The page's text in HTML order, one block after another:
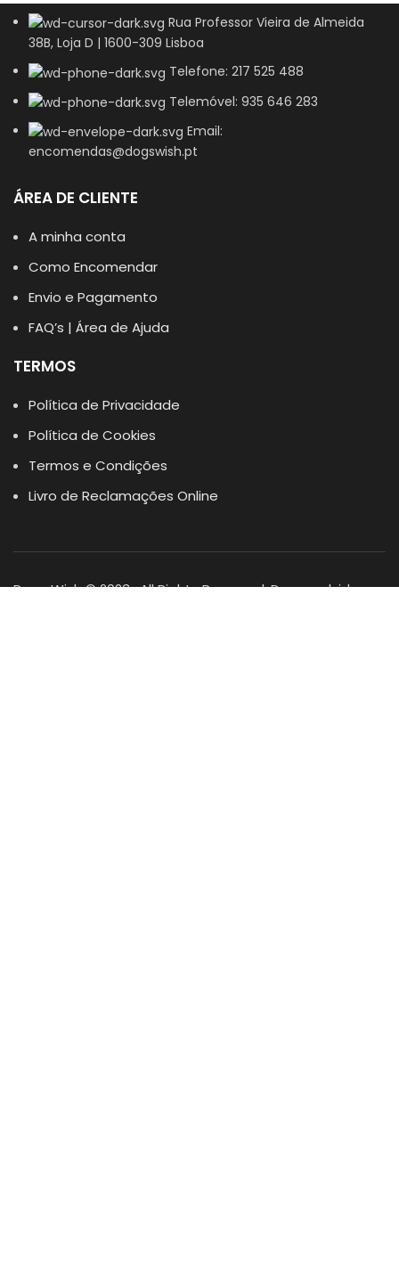
Rua Professor Vieira de Almeida
38B, Loja D | 1600-309 Lisboa
Telefone: 217 525 488
Telemóvel: 935 646 283
Email:
encomendas@dogswish.pt
ÁREA DE CLIENTE
A minha conta
Como Encomendar
Envio e Pagamento
FAQ’s | Área de Ajuda
TERMOS
Política de Privacidade
Política de Cookies
Termos e Condições
Livro de Reclamações Online
Dogs Wish © 2023 . All Rights Reserved. Desenvolvido por